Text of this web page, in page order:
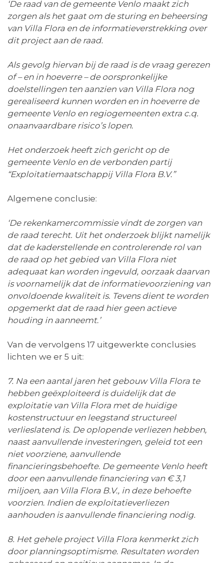
‘De raad van de gemeente Venlo maakt zich
zorgen als het gaat om de sturing en beheersing
van Villa Flora en de informatieverstrekking over
dit project aan de raad.
Als gevolg hiervan bij de raad is de vraag gerezen
of – en in hoeverre – de oorspronkelijke
doelstellingen ten aanzien van Villa Flora nog
gerealiseerd kunnen worden en in hoeverre de
gemeente Venlo en regiogemeenten extra c.q.
onaanvaardbare risico’s lopen.
Het onderzoek heeft zich gericht op de
gemeente Venlo en de verbonden partij
“Exploitatiemaatschappij Villa Flora B.V.”
Algemene conclusie:
‘De rekenkamercommissie vindt de zorgen van
de raad terecht. Uit het onderzoek blijkt namelijk
dat de kaderstellende en controlerende rol van
de raad op het gebied van Villa Flora niet
adequaat kan worden ingevuld, oorzaak daarvan
is voornamelijk dat de informatievoorziening van
onvoldoende kwaliteit is. Tevens dient te worden
opgemerkt dat de raad hier geen actieve
houding in aanneemt.’
Van de vervolgens 17 uitgewerkte conclusies
lichten we er 5 uit:
7. Na een aantal jaren het gebouw Villa Flora te
hebben geëxploiteerd is duidelijk dat de
exploitatie van Villa Flora met de huidige
kostenstructuur en leegstand structureel
verlieslatend is. De oplopende verliezen hebben,
naast aanvullende investeringen, geleid tot een
niet voorziene, aanvullende
financieringsbehoefte. De gemeente Venlo heeft
door een aanvullende financiering van € 3,1
miljoen, aan Villa Flora B.V., in deze behoefte
voorzien. Indien de exploitatieverliezen
aanhouden is aanvullende financiering nodig.
8. Het gehele project Villa Flora kenmerkt zich
door planningsoptimisme. Resultaten worden